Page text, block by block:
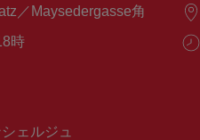
／Maysedergasse角
時
ェルジュ